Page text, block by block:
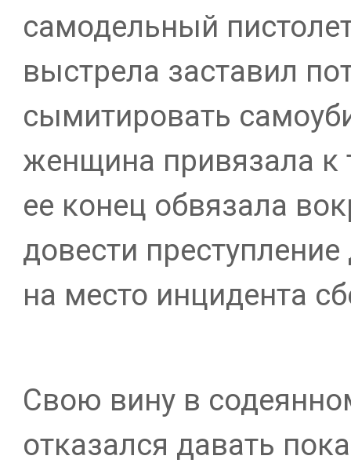
самодельный
выстрела заставил
сымитировать
женщина привязала к
ее конец обвязала
довести
на место инцидента
Свою вину в
отказался давать